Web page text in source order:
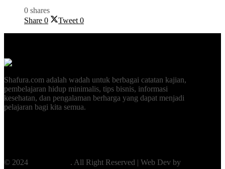
0 shares
Share 0 Tweet 0
Shafura.com adalah wadah untuk berbagai catatan kajian,
pembelajaran hidup minimalis, tips bisnis, informasi
kesehatan, dan pengalaman berharga yang dapat menjadi
pelajaran bagi kita semua.
© 2024 . All Right Reserved | Web Dev by